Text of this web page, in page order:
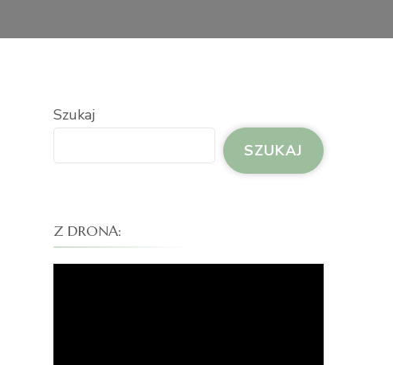
RYNKU
Szukaj
SZUKAJ
Z DRONA: